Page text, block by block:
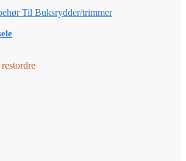
Til Buksrydder/trimmer